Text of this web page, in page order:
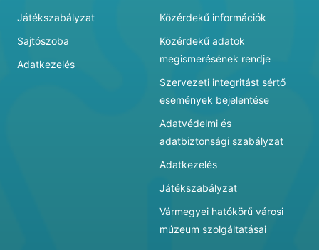
Játékszabályzat
Sajtószoba
Adatkezelés
Közérdekű információk
Közérdekű adatok
megismerésének rendje
Szervezeti integritást sértő
események bejelentése
Adatvédelmi és
adatbiztonsági szabályzat
Adatkezelés
Játékszabályzat
Vármegyei hatókörű városi
múzeum szolgáltatásai